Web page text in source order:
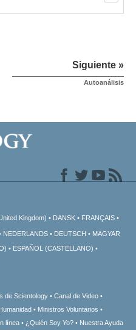
Siguiente »
Autoanálisis
Kingdom) DANSK FRANÇAIS
NEDERLANDS DEUTSCH
MAGYAR
ESPAÑOL (CASTELLANO)
de Scientology
Canal de Video
Ministros Voluntarios
línea ¿Quién Soy Yo? Nuestra Ayuda